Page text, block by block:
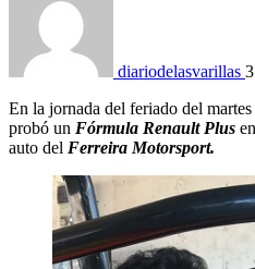
diariodelasvarillas
En la jornada del feriado del
probó un Fórmula Renault Plus
auto del Ferreira Motorsport.